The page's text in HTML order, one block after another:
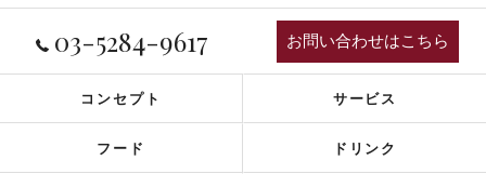
03-5284-9617 お問い合わせはこちら
コンセプト サービス
フード ドリンク